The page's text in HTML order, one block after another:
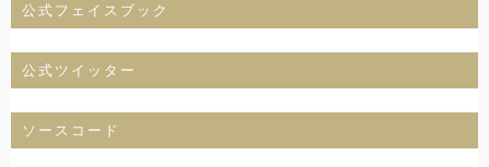
公式フェイスブック
公式ツイッター
ソースコード